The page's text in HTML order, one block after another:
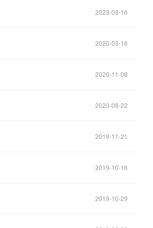
2023-08-16
2020-03-16
2020-11-08
2023-08-22
2019-11-21
2019-10-16
2019-10-29